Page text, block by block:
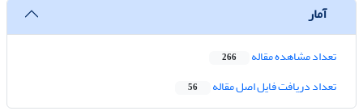
آمار
تعداد مشاهده مقاله 266
تعداد دریافت فایل اصل مقاله 56